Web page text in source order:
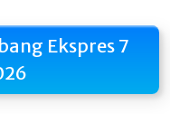
Ekspres 7